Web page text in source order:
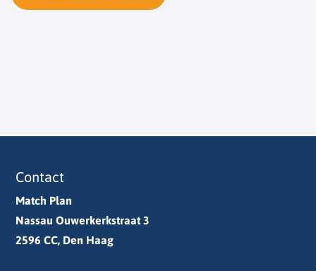
Contact
Match Plan
Nassau Ouwerkerkstraat 3
2596 CC, Den Haag